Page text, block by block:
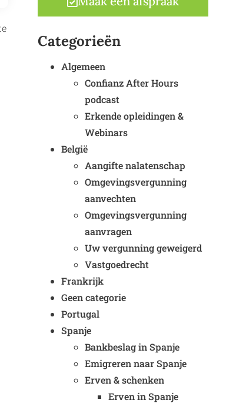
Categorieën
Algemeen
Confianz After Hours
podcast
Erkende opleidingen &
Webinars
België
Aangifte nalatenschap
Omgevingsvergunning
aanvechten
Omgevingsvergunning
aanvragen
Uw vergunning geweigerd
Vastgoedrecht
Frankrijk
Geen categorie
Portugal
Spanje
Bankbeslag in Spanje
Emigreren naar Spanje
Erven & schenken
Erven in Spanje